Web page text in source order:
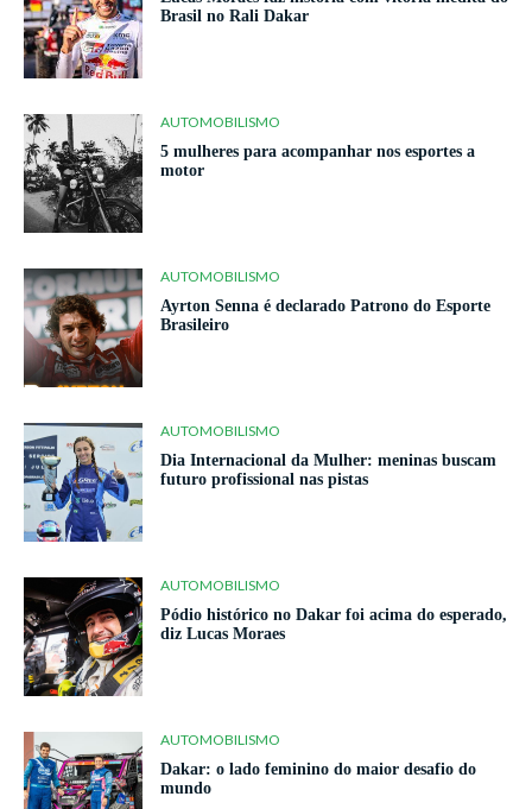
Brasil no Rali Dakar
AUTOMOBILISMO
5 mulheres para acompanhar nos esportes a
motor
AUTOMOBILISMO
Ayrton Senna é declarado Patrono do Esporte
Brasileiro
AUTOMOBILISMO
Dia Internacional da Mulher: meninas buscam
futuro profissional nas pistas
AUTOMOBILISMO
Pódio histórico no Dakar foi acima do esperado,
diz Lucas Moraes
AUTOMOBILISMO
Dakar: o lado feminino do maior desafio do
mundo